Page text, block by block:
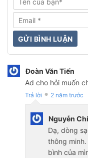
Đoàn Văn Tiến
Ad cho hỏi muốn
Trả lời ● 2 năm trước
Nguyễn
Dạ, dòng
thông
bình của